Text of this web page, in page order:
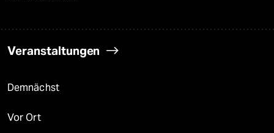
Veranstaltungen
Demnächst
Vor Ort